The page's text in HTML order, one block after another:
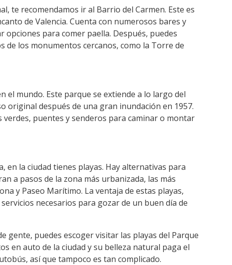
te recomendamos ir al Barrio del Carmen. Este es
de Valencia. Cuenta con numerosos bares y
para comer paella. Después, puedes
de los monumentos cercanos, como la Torre de
el mundo. Este parque se extiende a lo largo del
original después de una gran inundación en 1957.
puentes y senderos para caminar o montar
en la ciudad tienes playas. Hay alternativas para
a pasos de la zona más urbanizada, las más
y Paseo Marítimo. La ventaja de estas playas,
necesarios para gozar de un buen día de
gente, puedes escoger visitar las playas del Parque
en auto de la ciudad y su belleza natural paga el
así que tampoco es tan complicado.